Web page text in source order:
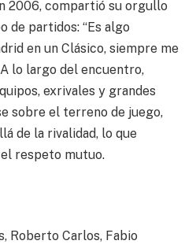
2006, compartió su orgullo
de partidos: “Es algo
en un Clásico, siempre me
lo largo del encuentro,
exrivales y grandes
sobre el terreno de juego,
de la rivalidad, lo que
respeto mutuo.
Roberto Carlos, Fabio